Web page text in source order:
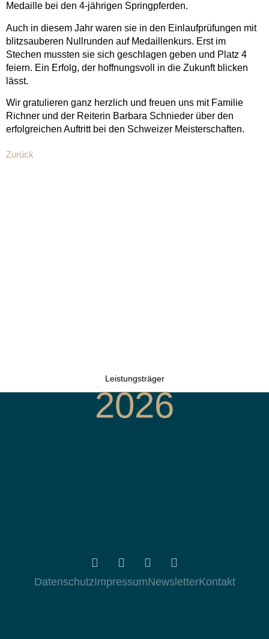
Medaille bei den 4-jährigen Springpferden.
Auch in diesem Jahr waren sie in den Einlaufprüfungen mit
blitzsauberen Nullrunden auf Medaillenkurs. Erst im
Stechen mussten sie sich geschlagen geben und Platz 4
feiern. Ein Erfolg, der hoffnungsvoll in die Zukunft blicken
lässt.
Wir gratulieren ganz herzlich und freuen uns mit Familie
Richner und der Reiterin Barbara Schnieder über den
erfolgreichen Auftritt bei den Schweizer Meisterschaften.
Zurück
Leistungsträger
2026
DatenschutzImpressumNewsletterKontakt